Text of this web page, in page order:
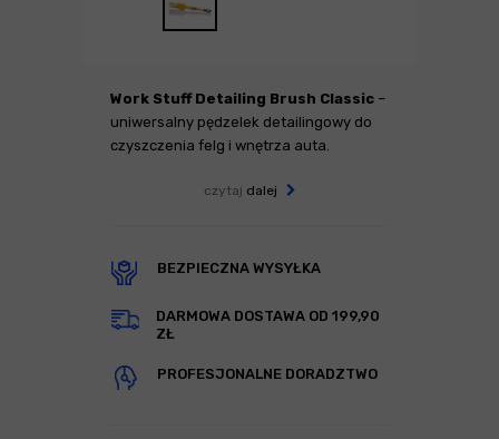
Work Stuff Detailing Brush Classic –
uniwersalny pędzelek detailingowy do
czyszczenia felg i wnętrza auta.
czytaj dalej
BEZPIECZNA WYSYŁKA
DARMOWA DOSTAWA OD 199,90
ZŁ
PROFESJONALNE DORADZTWO